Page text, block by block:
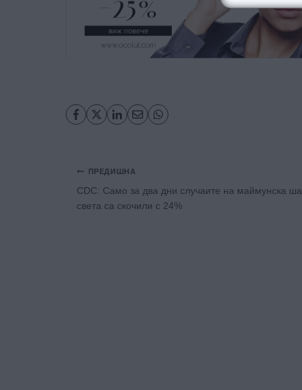
Навигация
ПРЕДИШНА
CDC: Само за два дни случаите на маймунска
света са скочили с 24%